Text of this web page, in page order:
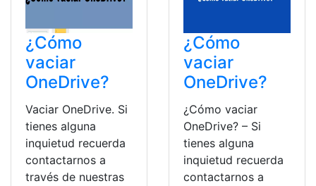
¿Cómo
vaciar
OneDrive?
Vaciar OneDrive. Si
tienes alguna
inquietud recuerda
contactarnos a
través de nuestras
¿Cómo
vaciar
OneDrive?
¿Cómo vaciar
OneDrive? – Si
tienes alguna
inquietud recuerda
contactarnos a